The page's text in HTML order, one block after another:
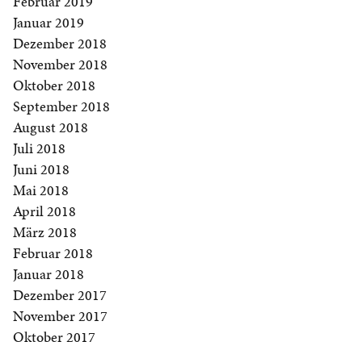
Januar 2019
Dezember 2018
November 2018
Oktober 2018
September 2018
August 2018
Juli 2018
Juni 2018
Mai 2018
April 2018
März 2018
Februar 2018
Januar 2018
Dezember 2017
November 2017
Oktober 2017